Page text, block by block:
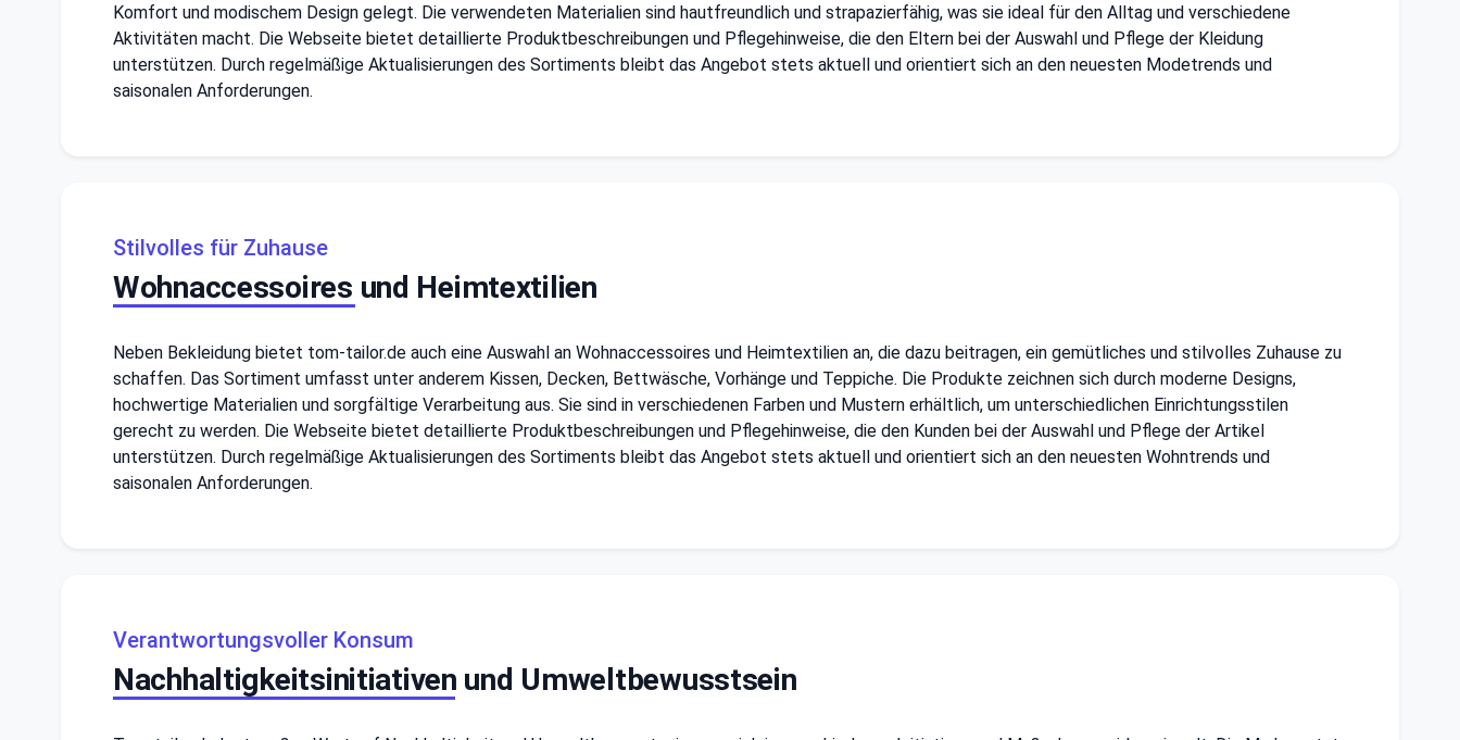
Komfort und modischem Design gelegt. Die verwendeten Materialien sind hautfreundlich und strapazierfähig, was sie ideal für den Alltag und verschiedene
Aktivitäten macht. Die Webseite bietet detaillierte Produktbeschreibungen und Pflegehinweise, die den Eltern bei der Auswahl und Pflege der Kleidung
unterstützen. Durch regelmäßige Aktualisierungen des Sortiments bleibt das Angebot stets aktuell und orientiert sich an den neuesten Modetrends und
saisonalen Anforderungen.
Stilvolles für Zuhause
Wohnaccessoires und Heimtextilien
Neben Bekleidung bietet tom-tailor.de auch eine Auswahl an Wohnaccessoires und Heimtextilien an, die dazu beitragen, ein gemütliches und stilvolles Zuhause zu
schaffen. Das Sortiment umfasst unter anderem Kissen, Decken, Bettwäsche, Vorhänge und Teppiche. Die Produkte zeichnen sich durch moderne Designs,
hochwertige Materialien und sorgfältige Verarbeitung aus. Sie sind in verschiedenen Farben und Mustern erhältlich, um unterschiedlichen Einrichtungsstilen
gerecht zu werden. Die Webseite bietet detaillierte Produktbeschreibungen und Pflegehinweise, die den Kunden bei der Auswahl und Pflege der Artikel
unterstützen. Durch regelmäßige Aktualisierungen des Sortiments bleibt das Angebot stets aktuell und orientiert sich an den neuesten Wohntrends und
saisonalen Anforderungen.
Verantwortungsvoller Konsum
Nachhaltigkeitsinitiativen und Umweltbewusstsein